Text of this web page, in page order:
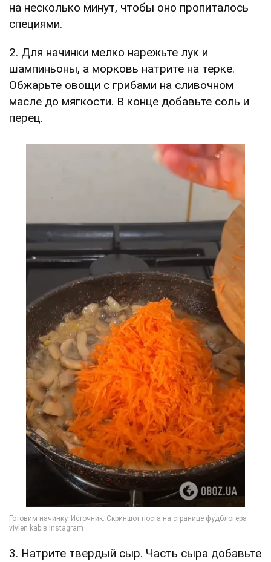
на несколько минут, чтобы оно пропиталось
специями.
2. Для начинки мелко нарежьте лук и
шампиньоны, а морковь натрите на терке.
Обжарьте овощи с грибами на сливочном
масле до мягкости. В конце добавьте соль и
перец.
3. Натрите твердый сыр. Часть сыра добавьте